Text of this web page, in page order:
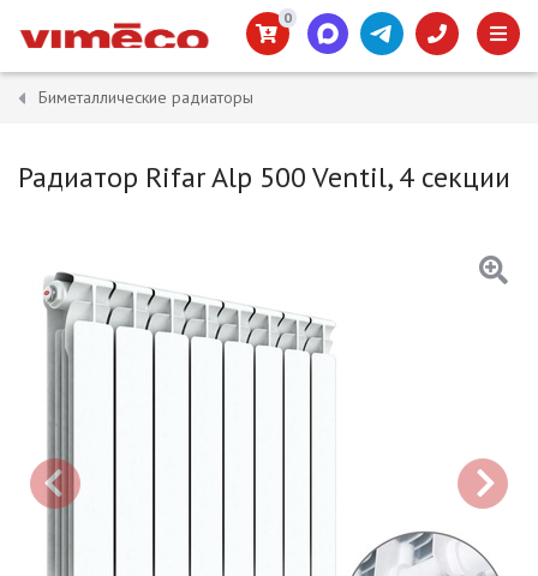
0
Биметаллические радиаторы
Радиатор Rifar Alp 500 Ventil, 4 секции